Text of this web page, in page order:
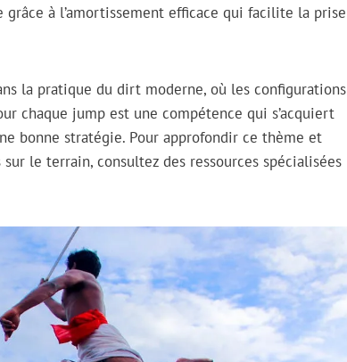
à l’amortissement efficace qui facilite la prise
la pratique du dirt moderne, où les configurations
chaque jump est une compétence qui s’acquiert
bonne stratégie. Pour approfondir ce thème et
le terrain, consultez des ressources spécialisées